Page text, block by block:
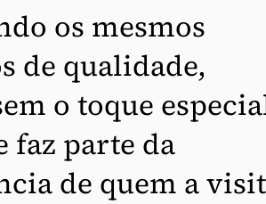
os mesmos
de qualidade,
o toque
faz parte da
de quem a